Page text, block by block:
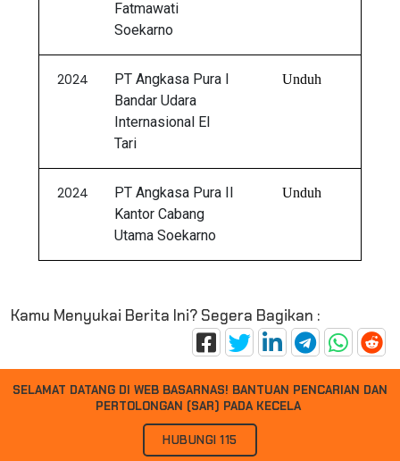
Fatmawati
Soekarno
2024
PT Angkasa Pura I
Bandar Udara
Internasional El
Tari
Unduh
2024
PT Angkasa Pura II
Kantor Cabang
Utama Soekarno
Unduh
Kamu Menyukai Berita Ini? Segera Bagikan :
SELAMAT DATANG DI WEB BASARNAS! BANTUAN PENCARIAN DAN
ERTOLONGAN (SAR) P ADA KECELAKA
HUBUNGI 115